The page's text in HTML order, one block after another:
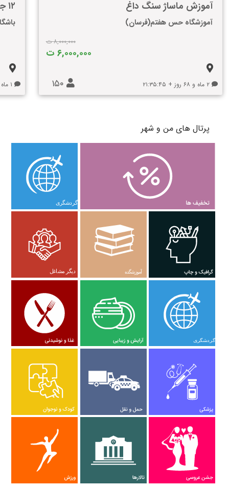
آموزش ماساژ سنگ داغ
آموزشگاه حس هفتم(فرسان)
۸,۰۰۰,۰۰۰ ت
۶,۰۰۰,۰۰۰ ت
۲ ماه و ۶۸ روز + ۲۱:۳۵:۴۵ ۱۵۰
۱۲ جلسه فیتنس
۱ ماه و ۴۲ روز + ۲۰:۳۵:۴۵
پرتال های من و شهر